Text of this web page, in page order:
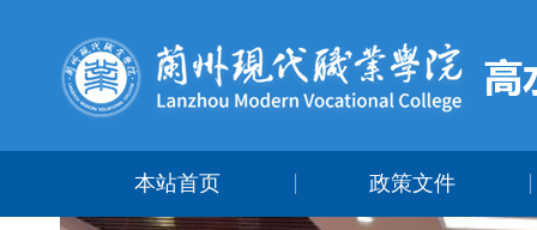
本站首页 政策文件